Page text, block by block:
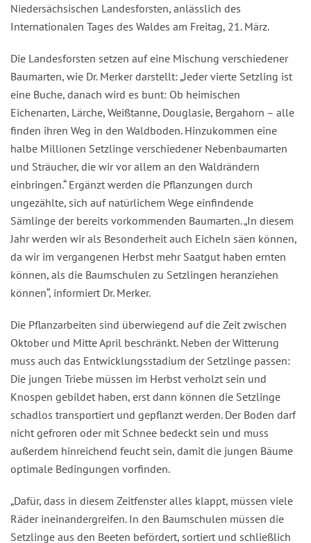
Niedersächsischen Landesforsten, anlässlich des
Internationalen Tages des Waldes am Freitag, 21. März.
Die Landesforsten setzen auf eine Mischung verschiedener
Baumarten, wie Dr. Merker darstellt: „Jeder vierte Setzling ist
eine Buche, danach wird es bunt: Ob heimischen
Eichenarten, Lärche, Weißtanne, Douglasie, Bergahorn – alle
finden ihren Weg in den Waldboden. Hinzukommen eine
halbe Millionen Setzlinge verschiedener Nebenbaumarten
und Sträucher, die wir vor allem an den Waldrändern
einbringen.“ Ergänzt werden die Pflanzungen durch
ungezählte, sich auf natürlichem Wege einfindende
Sämlinge der bereits vorkommenden Baumarten. „In diesem
Jahr werden wir als Besonderheit auch Eicheln säen können,
da wir im vergangenen Herbst mehr Saatgut haben ernten
können, als die Baumschulen zu Setzlingen heranziehen
können“, informiert Dr. Merker.
Die Pflanzarbeiten sind überwiegend auf die Zeit zwischen
Oktober und Mitte April beschränkt. Neben der Witterung
muss auch das Entwicklungsstadium der Setzlinge passen:
Die jungen Triebe müssen im Herbst verholzt sein und
Knospen gebildet haben, erst dann können die Setzlinge
schadlos transportiert und gepflanzt werden. Der Boden darf
nicht gefroren oder mit Schnee bedeckt sein und muss
außerdem hinreichend feucht sein, damit die jungen Bäume
optimale Bedingungen vorfinden.
„Dafür, dass in diesem Zeitfenster alles klappt, müssen viele
Räder ineinandergreifen. In den Baumschulen müssen die
Setzlinge aus den Beeten befördert, sortiert und schließlich